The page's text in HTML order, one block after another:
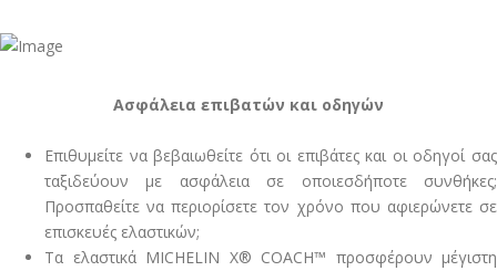
Ασφάλεια επιβατών και οδηγών
Επιθυμείτε να βεβαιωθείτε ότι οι επιβάτες και οι οδηγοί σας
ταξιδεύουν με ασφάλεια σε οποιεσδήποτε συνθήκες;
Προσπαθείτε να περιορίσετε τον χρόνο που αφιερώνετε σε
επισκευές ελαστικών;
Τα ελαστικά MICHELIN X® COACH™ προσφέρουν μέγιστη